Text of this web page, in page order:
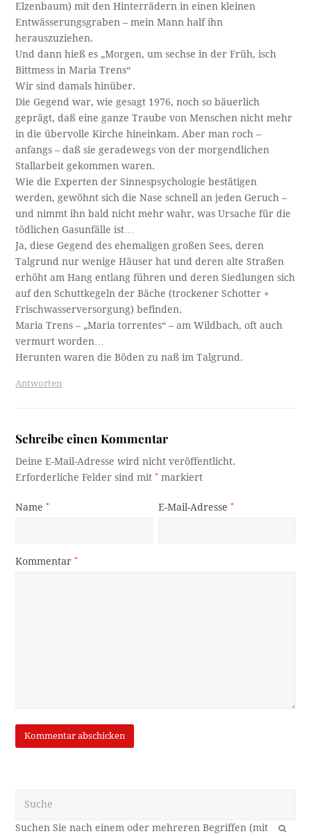
Elzenbaum) mit den Hinterrädern in einen kleinen
Entwässerungsgraben – mein Mann half ihn
herauszuziehen.
Und dann hieß es „Morgen, um sechse in der Früh, isch
Bittmess in Maria Trens“
Wir sind damals hinüber.
Die Gegend war, wie gesagt 1976, noch so bäuerlich
geprägt, daß eine ganze Traube von Menschen nicht mehr
in die übervolle Kirche hineinkam. Aber man roch –
anfangs – daß sie geradewegs von der morgendlichen
Stallarbeit gekommen waren.
Wie die Experten der Sinnespsychologie bestätigen
werden, gewöhnt sich die Nase schnell an jeden Geruch –
und nimmt ihn bald nicht mehr wahr, was Ursache für die
tödlichen Gasunfälle ist…
Ja, diese Gegend des ehemaligen großen Sees, deren
Talgrund nur wenige Häuser hat und deren alte Straßen
erhöht am Hang entlang führen und deren Siedlungen sich
auf den Schuttkegeln der Bäche (trockener Schotter +
Frischwasserversorgung) befinden.
Maria Trens – „Maria torrentes“ – am Wildbach, oft auch
vermurt worden…
Herunten waren die Böden zu naß im Talgrund.
Antworten
Schreibe einen Kommentar
Deine E-Mail-Adresse wird nicht veröffentlicht.
Erforderliche Felder sind mit* markiert
Name* E-Mail-Adresse*
Kommentar*
OK